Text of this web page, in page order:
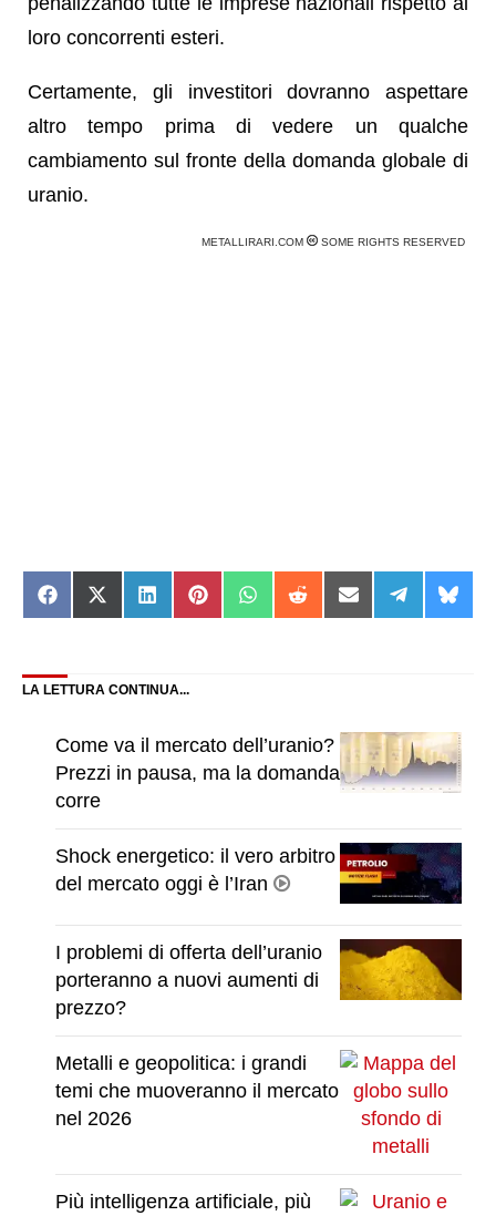
loro concorrenti esteri.
Certamente, gli investitori dovranno aspettare
altro tempo prima di vedere un qualche
cambiamento sul fronte della domanda globale di
uranio.
METALLIRARI.COM SOME RIGHTS RESERVED
Share
on
Share
on
Share
on
Share
on
Share
on
Share
on
Share
on
Share
on
on
LA LETTURA CONTINUA...
Come va il mercato dell’uranio?
Prezzi in pausa, ma la domanda
corre
Shock energetico: il vero arbitro
del mercato oggi è l’Iran
I problemi di offerta dell’uranio
porteranno a nuovi aumenti di
prezzo?
Metalli e geopolitica: i grandi
temi che muoveranno il mercato
nel 2026
Più intelligenza artificiale, più